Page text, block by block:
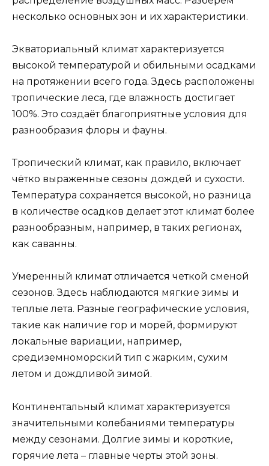
несколько основных зон и их характеристики.
Экваториальный климат характеризуется
высокой температурой и обильными осадками
на протяжении всего года. Здесь расположены
тропические леса, где влажность достигает
100%. Это создаёт благоприятные условия для
разнообразия флоры и фауны.
Тропический климат, как правило, включает
чётко выраженные сезоны дождей и сухости.
Температура сохраняется высокой, но разница
в количестве осадков делает этот климат более
разнообразным, например, в таких регионах,
как саванны.
Умеренный климат отличается четкой сменой
сезонов. Здесь наблюдаются мягкие зимы и
теплые лета. Разные географические условия,
такие как наличие гор и морей, формируют
локальные вариации, например,
средиземноморский тип с жарким, сухим
летом и дождливой зимой.
Континентальный климат характеризуется
значительными колебаниями температуры
между сезонами. Долгие зимы и короткие,
горячие лета – главные черты этой зоны.